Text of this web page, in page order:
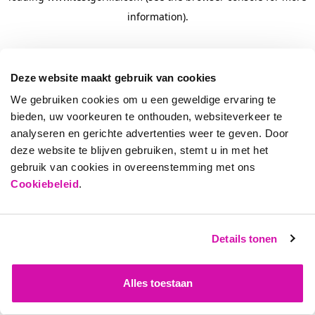
Deze website maakt gebruik van cookies
We gebruiken cookies om u een geweldige ervaring te
bieden, uw voorkeuren te onthouden, websiteverkeer te
analyseren en gerichte advertenties weer te geven. Door
deze website te blijven gebruiken, stemt u in met het
gebruik van cookies in overeenstemming met ons
Cookiebeleid.
Details tonen
Alles toestaan
information).